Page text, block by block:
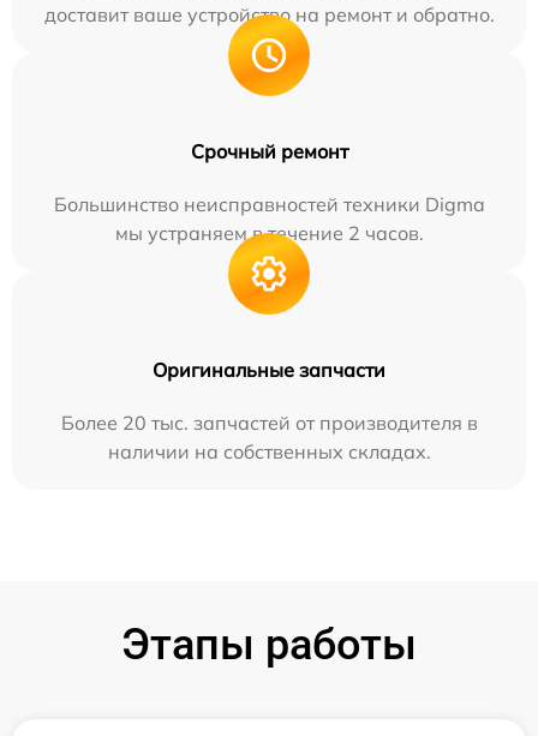
доставит ваше устройство на ремонт и обратно.
Срочный ремонт
Большинство неисправностей техники Digma
мы устраняем в течение 2 часов.
Оригинальные запчасти
Более 20 тыс. запчастей от производителя в
наличии на собственных складах.
Этапы работы